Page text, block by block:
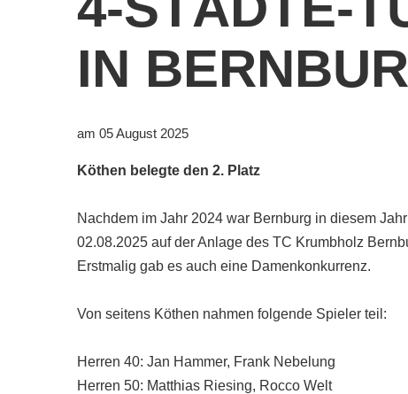
Das Clubhaus
Die Tennisanlage
Mitgliedschaft
Die Sponsoren
Die Fotos
IN
am 05 August 2025
Köthen belegte den 2. Platz
Nachdem im Jahr 2024 war Bernburg in diesem
02.08.2025 auf der Anlage des TC Krumbholz
Erstmalig gab es auch eine Damenkonkurrenz.
Von seitens Köthen nahmen folgende Spieler teil:
Herren 40: Jan Hammer, Frank Nebelung
Herren 50: Matthias Riesing, Rocco Welt